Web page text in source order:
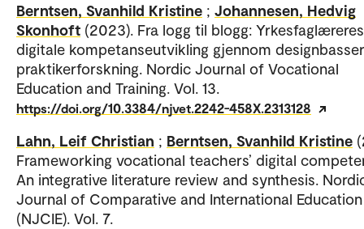
Berntsen, Svanhild Kristine ; Johannesen, Hedvig
Skonhoft (2023). Fra logg til blogg: Yrkesfaglæreres
digitale kompetanseutvikling gjennom
praktikerforskning. Nordic Journal of Vocational
Education and Training. Vol. 13.
https://doi.org/10.3384/njvet.2242-458X.2313128
Lahn, Leif Christian ; Berntsen, Svanhild Kristine
Frameworking vocational teachers’ digital
An integrative literature review and synthesis.
Journal of Comparative and International Education
(NJCIE). Vol. 7.